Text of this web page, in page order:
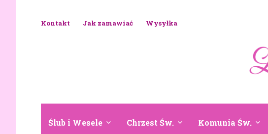
Kontakt Jak zamawiać Wysyłka
Ślub i Wesele Chrzest Św. Komunia Św.